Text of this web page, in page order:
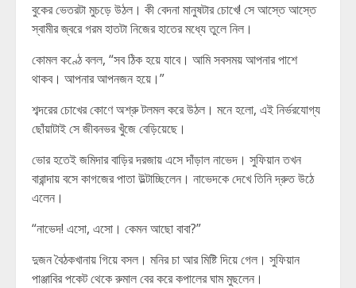
বুকের ভেতরটা মুচড়ে উঠল। কী বেদনা মানুষটার চোখে! সে আস্তে আস্তে
স্বামীর জ্বরে গরম হাতটা নিজের হাতের মধ্যে তুলে নিল।
কোমল কণ্ঠে বলল, “সব ঠিক হয়ে যাবে। আমি সবসময় আপনার পাশে
থাকব। আপনার আপনজন হয়ে।”
শব্দরের চোখের কোণে অশ্রু টলমল করে উঠল। মনে হলো, এই নির্ভরযোগ্য
ছোঁয়াটাই সে জীবনভর খুঁজে বেড়িয়েছে।
ভোর হতেই জমিদার বাড়ির দরজায় এসে দাঁড়াল নাভেদ। সুফিয়ান তখন
বারান্দায় বসে কাগজের পাতা উল্টাচ্ছিলেন। নাভেদকে দেখে তিনি দ্রুত উঠে
এলেন।
“নাভেদ! এসো, এসো। কেমন আছো বাবা?”
দুজন বৈঠকখানায় গিয়ে বসল। মনির চা আর মিষ্টি দিয়ে গেল। সুফিয়ান
পাঞ্জাবির পকেট থেকে রুমাল বের করে কপালের ঘাম মুছলেন।